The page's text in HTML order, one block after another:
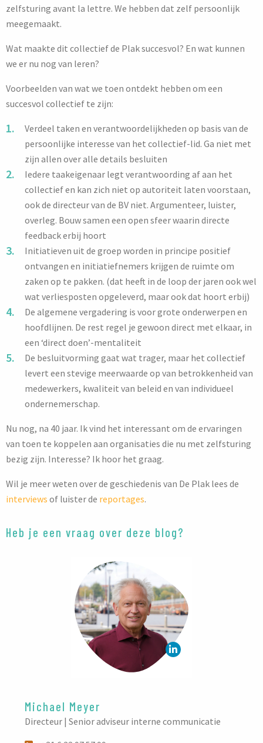
zelfsturing avant la lettre. We hebben dat zelf persoonlijk
meegemaakt.
Wat maakte dit collectief de Plak succesvol? En wat kunnen
we er nu nog van leren?
Voorbeelden van wat we toen ontdekt hebben om een
succesvol collectief te zijn:
Verdeel taken en verantwoordelijkheden op basis van de
persoonlijke interesse van het collectief-lid. Ga niet met
zijn allen over alle details besluiten
Iedere taakeigenaar legt verantwoording af aan het
collectief en kan zich niet op autoriteit laten voorstaan,
ook de directeur van de BV niet. Argumenteer, luister,
overleg. Bouw samen een open sfeer waarin directe
feedback erbij hoort
Initiatieven uit de groep worden in principe positief
ontvangen en initiatiefnemers krijgen de ruimte om
zaken op te pakken. (dat heeft in de loop der jaren ook wel
wat verliesposten opgeleverd, maar ook dat hoort erbij)
De algemene vergadering is voor grote onderwerpen en
hoofdlijnen. De rest regel je gewoon direct met elkaar, in
een ‘direct doen’-mentaliteit
De besluitvorming gaat wat trager, maar het collectief
levert een stevige meerwaarde op van betrokkenheid van
medewerkers, kwaliteit van beleid en van individueel
ondernemerschap.
Nu nog, na 40 jaar. Ik vind het interessant om de ervaringen
van toen te koppelen aan organisaties die nu met zelfsturing
bezig zijn. Interesse? Ik hoor het graag.
Wil je meer weten over de geschiedenis van De Plak lees de
interviews of luister de reportages.
Heb je een vraag over deze blog?
Michael Meyer
Directeur | Senior adviseur interne communicatie